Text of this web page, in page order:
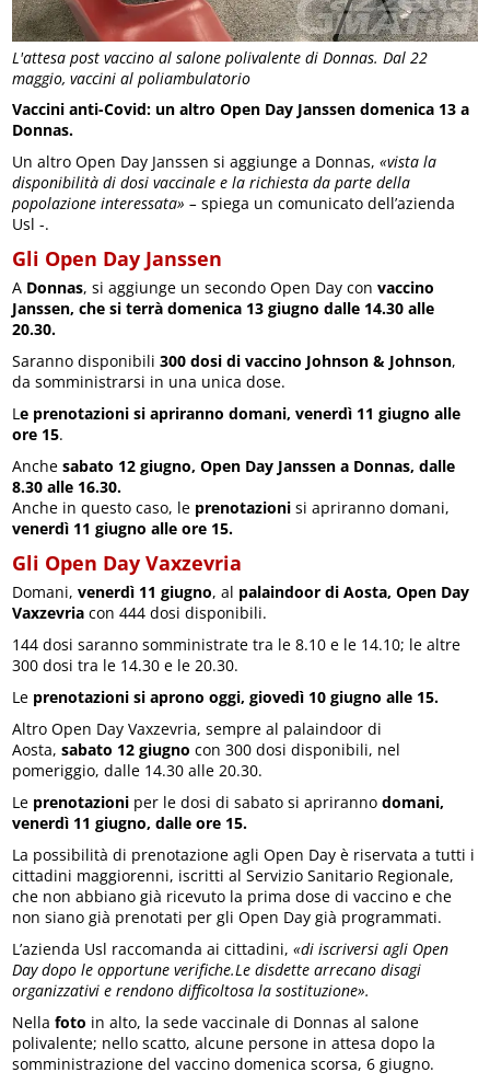
L'attesa post vaccino al salone polivalente di Donnas. Dal 22
maggio, vaccini al poliambulatorio
Vaccini anti-Covid: un altro Open Day Janssen domenica 13 a
Donnas.
Un altro Open Day Janssen si aggiunge a Donnas,«vista la
disponibilità di dosi vaccinale e la richiesta da parte della
popolazione interessata» – spiega un comunicato dell’azienda
Usl -.
Gli Open Day Janssen
A Donnas, si aggiunge un secondo Open Day con vaccino
Janssen, che si terrà domenica 13 giugno dalle 14.30 alle
20.30.
Saranno disponibili300 dosi di vaccino Johnson & Johnson,
da somministrarsi in una unica dose.
Le prenotazioni si apriranno domani, venerdì 11 giugno alle
ore 15.
Anchesabato 12 giugno, Open Day Janssen a Donnas, dalle
8.30 alle 16.30.
Anche in questo caso, le prenotazioni si apriranno domani,
venerdì 11 giugno alle ore 15.
Gli Open Day Vaxzevria
Domani, venerdì 11 giugno, al palaindoor di Aosta, Open Day
Vaxzevria con 444 dosi disponibili.
144 dosi saranno somministrate tra le 8.10 e le 14.10; le altre
300 dosi tra le 14.30 e le 20.30.
Le prenotazioni si aprono oggi, giovedì 10 giugno alle 15.
Altro Open Day Vaxzevria, sempre al palaindoor di
Aosta, sabato 12 giugno con 300 dosi disponibili, nel
pomeriggio, dalle 14.30 alle 20.30.
Le prenotazioni per le dosi di sabato si apriranno domani,
venerdì 11 giugno, dalle ore 15.
La possibilità di prenotazione agli Open Day è riservata a tutti i
cittadini maggiorenni, iscritti al Servizio Sanitario Regionale,
che non abbiano già ricevuto la prima dose di vaccino e che
non siano già prenotati per gli Open Day già programmati.
L’azienda Usl raccomanda ai cittadini,«di iscriversi agli Open
Day dopo le opportune verifiche.Le disdette arrecano disagi
organizzativi e rendono difficoltosa la sostituzione».
Nella foto in alto, la sede vaccinale di Donnas al salone
polivalente; nello scatto, alcune persone in attesa dopo la
somministrazione del vaccino domenica scorsa, 6 giugno.